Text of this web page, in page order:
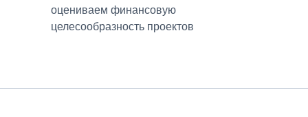
оцениваем финансовую
целесообразность проектов